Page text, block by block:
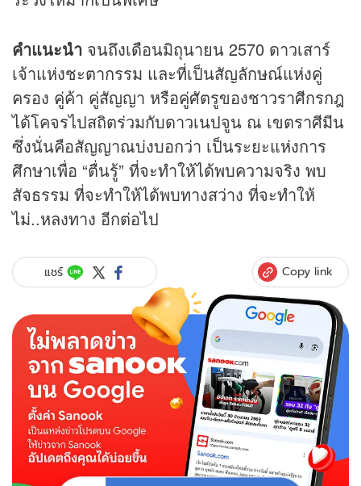
คำแนะนำ จนถึงเดือนมิถุนายน 2570 ดาวเสาร์
เจ้าแห่งชะตากรรม และที่เป็นสัญลักษณ์แห่งคู่
ครอง คู่ค้า คู่สัญญา หรือคู่ศัตรูของชาวราศีกรกฎ
ได้โคจรไปสถิตร่วมกับดาวเนปจูน ณ เขตราศีมีน
ซึ่งนั่นคือสัญญาณบ่งบอกว่า เป็นระยะแห่งการ
ศึกษาเพื่อ “ตื่นรู้” ที่จะทำให้ได้พบความจริง พบ
สัจธรรม ที่จะทำให้ได้พบทางสว่าง ที่จะทำให้
ไม่..หลงทาง อีกต่อไป
แชร์ Copy link